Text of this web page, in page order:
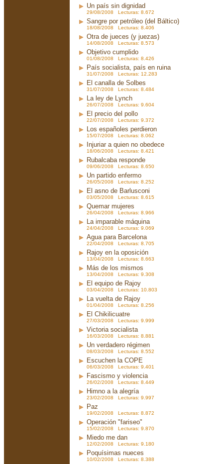
Un país sin dignidad
29/08/2008 Lecturas: 8.672
Sangre por petróleo (del Báltico)
18/08/2008 Lecturas: 8.406
Otra de jueces (y juezas)
14/08/2008 Lecturas: 8.573
Objetivo cumplido
01/08/2008 Lecturas: 8.426
País socialista, país en ruina
31/07/2008 Lecturas: 12.283
El canalla de Solbes
31/07/2008 Lecturas: 8.484
La ley de Lynch
26/07/2008 Lecturas: 9.604
El precio del pollo
22/07/2008 Lecturas: 9.372
Los españoles perdieron
15/07/2008 Lecturas: 8.062
Injuriar a quien no obedece
18/06/2008 Lecturas: 8.421
Rubalcaba responde
09/06/2008 Lecturas: 8.650
Un partido enfermo
26/05/2008 Lecturas: 8.252
El asno de Barlusconi
03/05/2008 Lecturas: 8.615
Quemar mujeres
26/04/2008 Lecturas: 8.966
La imparable máquina
24/04/2008 Lecturas: 9.069
Agua para Barcelona
22/04/2008 Lecturas: 8.705
Rajoy en la oposición
13/04/2008 Lecturas: 8.663
Más de los mismos
13/04/2008 Lecturas: 9.308
El equipo de Rajoy
03/04/2008 Lecturas: 10.803
La vuelta de Rajoy
01/04/2008 Lecturas: 8.256
El Chikilicuatre
27/03/2008 Lecturas: 9.999
Victoria socialista
16/03/2008 Lecturas: 8.881
Un verdadero régimen
08/03/2008 Lecturas: 8.552
Escuchen la COPE
06/03/2008 Lecturas: 9.401
Fascismo y violencia
26/02/2008 Lecturas: 8.449
Himno a la alegría
23/02/2008 Lecturas: 9.997
Paz
19/02/2008 Lecturas: 8.872
Operación "fariseo"
15/02/2008 Lecturas: 9.870
Miedo me dan
12/02/2008 Lecturas: 9.180
Poquísimas nueces
10/02/2008 Lecturas: 8.388